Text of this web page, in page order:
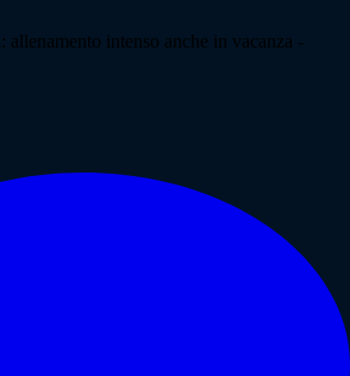
allenamento intenso anche in vacanza -